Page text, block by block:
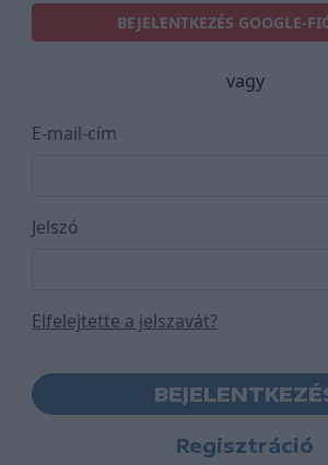
BEJELENTKEZÉS GOOGLE-
vagy
E-mail-cím
Jelszó
Elfelejtette a jelszavát?
Regisztráció